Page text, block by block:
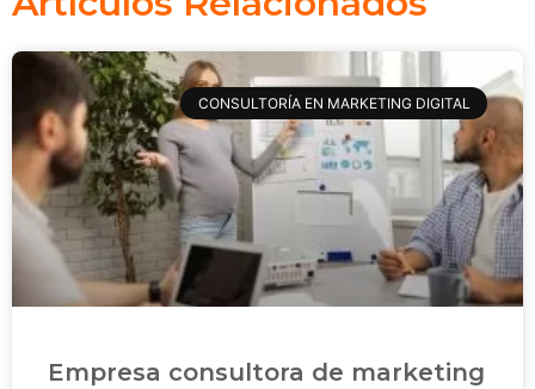
CONSULTORÍA EN MARKETING DIGITAL
Empresa consultora de marketing